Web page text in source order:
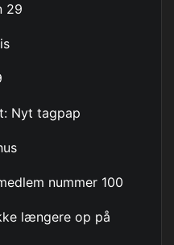
29
Nyt tagpap
nummer 100
længere op på